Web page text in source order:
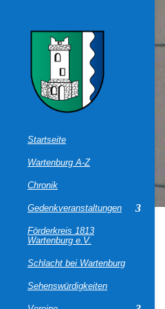
Startseite
Wartenburg A-Z
Chronik
Gedenkveranstaltungen
Förderkreis 1813
Wartenburg e.V.
Schlacht bei Wartenburg
Sehenswürdigkeiten